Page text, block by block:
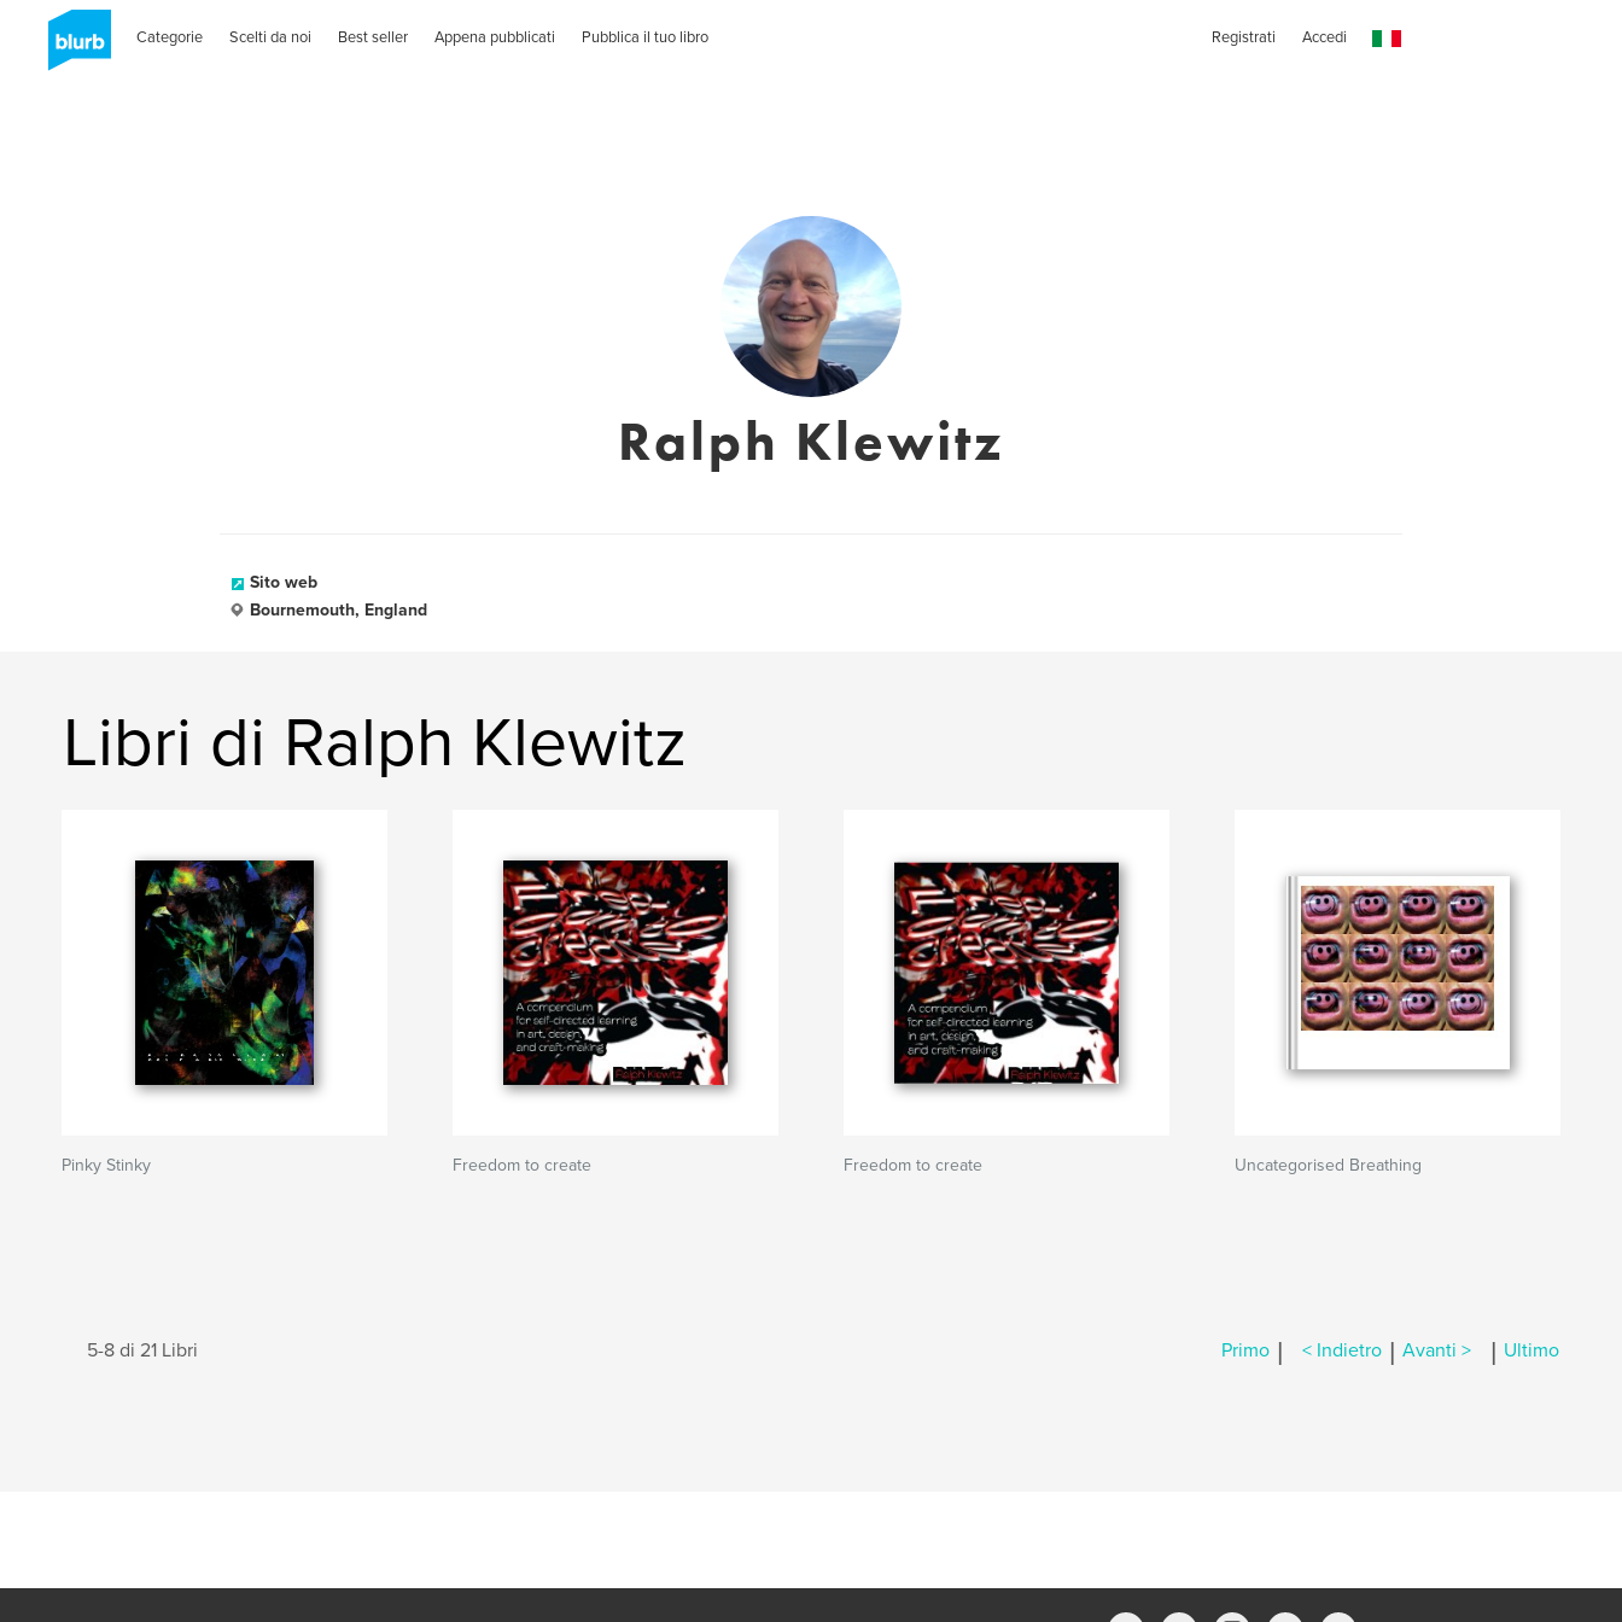
Categorie Scelti da noi Best seller Appena pubblicati Pubblica il tuo libro Registrati Accedi
Ralph Klewitz
Sito web
Bournemouth, England
Libri di Ralph Klewitz
Pinky Stinky Freedom to create Freedom to create Uncategorised Breathing
5-8 di 21 Libri Primo | < Indietro | Avanti > | Ultimo